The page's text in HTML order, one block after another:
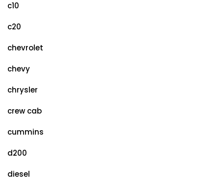
c10
c20
chevrolet
chevy
chrysler
crew cab
cummins
d200
diesel